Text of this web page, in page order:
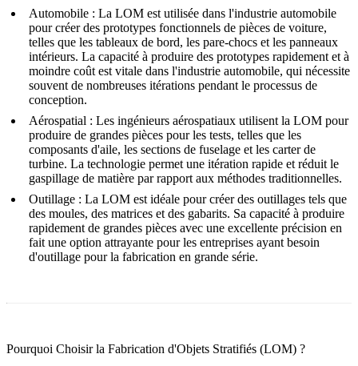
Automobile : La LOM est utilisée dans l'industrie automobile
pour créer des prototypes fonctionnels de pièces de voiture,
telles que les tableaux de bord, les pare-chocs et les panneaux
intérieurs. La capacité à produire des prototypes rapidement et à
moindre coût est vitale dans l'industrie automobile, qui nécessite
souvent de nombreuses itérations pendant le processus de
conception.
Aérospatial : Les ingénieurs aérospatiaux utilisent la LOM pour
produire de grandes pièces pour les tests, telles que les
composants d'aile, les sections de fuselage et les carter de
turbine. La technologie permet une itération rapide et réduit le
gaspillage de matière par rapport aux méthodes traditionnelles.
Outillage : La LOM est idéale pour créer des outillages tels que
des moules, des matrices et des gabarits. Sa capacité à produire
rapidement de grandes pièces avec une excellente précision en
fait une option attrayante pour les entreprises ayant besoin
d'outillage pour la fabrication en grande série.
Pourquoi Choisir la Fabrication d'Objets Stratifiés (LOM) ?